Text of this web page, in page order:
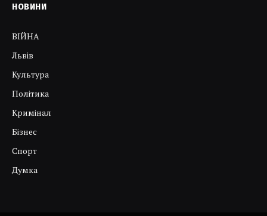
НОВИНИ
ВІЙНА
Львів
Культура
Політика
Кримінал
Бізнес
Спорт
Думка